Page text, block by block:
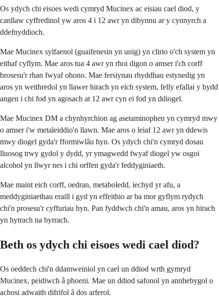
Os ydych chi eisoes wedi cymryd Mucinex ac eisiau cael diod, y
canllaw cyffredinol yw aros 4 i 12 awr yn dibynnu ar y cynnyrch a
ddefnyddioch.
Mae Mucinex sylfaenol (guaifenesin yn unig) yn clirio o'ch system yn
eithaf cyflym. Mae aros tua 4 awr yn rhoi digon o amser i'ch corff
brosesu'r rhan fwyaf ohono. Mae fersiynau rhyddhau estynedig yn
aros yn weithredol yn llawer hirach yn eich system, felly efallai y bydd
angen i chi fod yn agosach at 12 awr cyn ei fod yn ddiogel.
Mae Mucinex DM a chynhyrchion ag asetaminophen yn cymryd mwy
o amser i'w metaleiddio'n llawn. Mae aros o leiaf 12 awr yn ddewis
mwy diogel gyda'r fformiwlâu hyn. Os ydych chi'n cymryd dosau
lluosog trwy gydol y dydd, yr ymagwedd fwyaf diogel yw osgoi
alcohol yn llwyr nes i chi orffen gyda'r feddyginiaeth.
Mae maint eich corff, oedran, metaboledd, iechyd yr afu, a
meddyginiaethau eraill i gyd yn effeithio ar ba mor gyflym rydych
chi'n prosesu'r cyffuriau hyn. Pan fyddwch chi'n amau, aros yn hirach
yn hytrach na byrrach.
Beth os ydych chi eisoes wedi cael diod?
Os oeddech chi'n ddamweiniol yn cael un ddiod wrth gymryd
Mucinex, peidiwch â phoeni. Mae un ddiod safonol yn annhebygol o
achosi adwaith difrifol â dos arferol.